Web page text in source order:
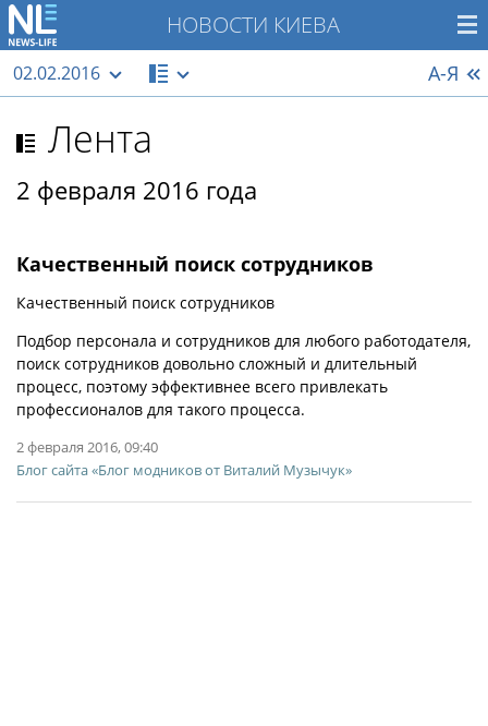
НОВОСТИ КИЕВА
02.02.2016 А-Я
Лента
2 февраля 2016 года
Качественный поиск сотрудников
Качественный поиск сотрудников
Подбор персонала и сотрудников для любого работодателя,
поиск сотрудников довольно сложный и длительный
процесс, поэтому эффективнее всего привлекать
профессионалов для такого процесса.
2 февраля 2016, 09:40
Блог сайта «Блог модников от Виталий Музычук»